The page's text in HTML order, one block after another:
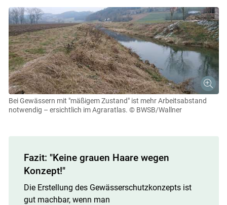
Bei Gewässern mit "mäßigem Zustand" ist mehr Arbeitsabstand
notwendig – ersichtlich im Agraratlas. © BWSB/Wallner
Fazit: "Keine grauen Haare wegen
Konzept!"
Die Erstellung des Gewässerschutzkonzepts ist
gut machbar, wenn man